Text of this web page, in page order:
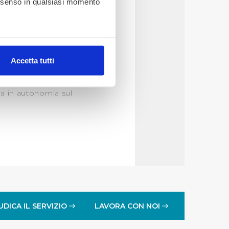
(impronte
dettagli. Puoi
Accetta tutti
in autonomia sul
IL SERVIZIO LAVORA CON NOI